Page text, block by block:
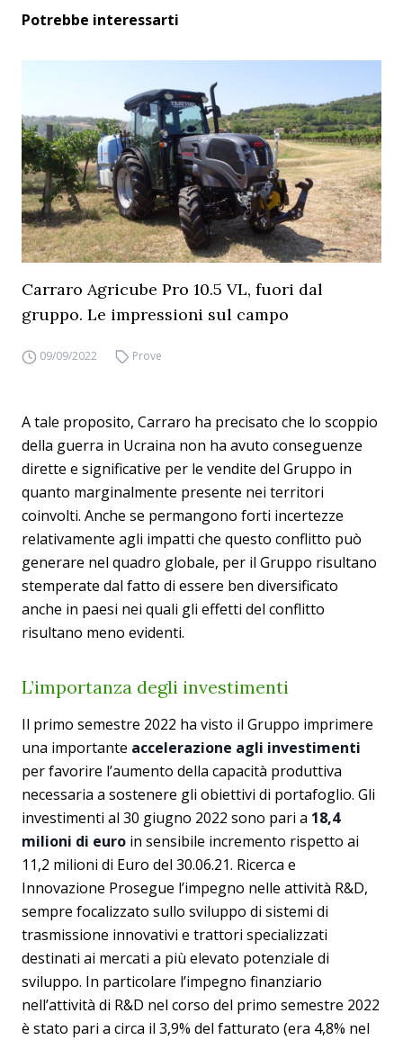
Potrebbe interessarti
Carraro Agricube Pro 10.5 VL, fuori dal
gruppo. Le impressioni sul campo
09/09/2022 Prove
A tale proposito, Carraro ha precisato che lo scoppio
della guerra in Ucraina non ha avuto conseguenze
dirette e significative per le vendite del Gruppo in
quanto marginalmente presente nei territori
coinvolti. Anche se permangono forti incertezze
relativamente agli impatti che questo conflitto può
generare nel quadro globale, per il Gruppo risultano
stemperate dal fatto di essere ben diversificato
anche in paesi nei quali gli effetti del conflitto
risultano meno evidenti.
L’importanza degli investimenti
Il primo semestre 2022 ha visto il Gruppo imprimere
una importante accelerazione agli investimenti
per favorire l’aumento della capacità produttiva
necessaria a sostenere gli obiettivi di portafoglio. Gli
investimenti al 30 giugno 2022 sono pari a 18,4
milioni di euro in sensibile incremento rispetto ai
11,2 milioni di Euro del 30.06.21. Ricerca e
Innovazione Prosegue l’impegno nelle attività R&D,
sempre focalizzato sullo sviluppo di sistemi di
trasmissione innovativi e trattori specializzati
destinati ai mercati a più elevato potenziale di
sviluppo. In particolare l’impegno finanziario
nell’attività di R&D nel corso del primo semestre 2022
è stato pari a circa il 3,9% del fatturato (era 4,8% nel